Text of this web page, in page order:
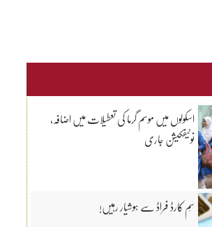
اسکولوں میں موسم گرما کی تعطیلات میں اضافہ،
نوٹیفکیشن جاری
سِم کارڈ فراڈ سے ہوشیار رہیں!